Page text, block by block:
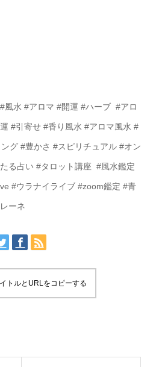
風水 #アロマ #開運 #ハーブ #アロ
#引寄せ #香り風水 #アロマ風水 #
グ #豊かさ #スピリチュアル #オン
る占い #タロット講座 #風水鑑定
#ウラナイライブ #zoom鑑定 #青
ーネ
トルとURLをコピーする